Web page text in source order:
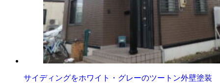
サイディングをホワイト・グレーのツートン外壁塗装